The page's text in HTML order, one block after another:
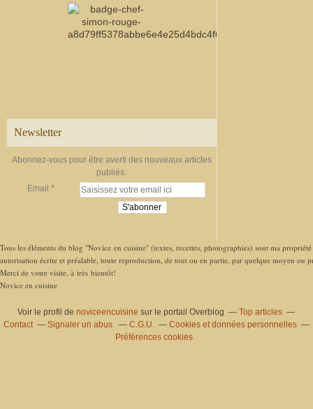
Newsletter
Abonnez-vous pour être averti des nouveaux articles
publiés.
Email
Tous les éléments du blog "Novice en cuisine" (textes, recettes, photographies) sont ma
autorisation écrite et préalable, toute reproduction, de tout ou en partie, par quelque moyen ou
Merci de votre visite, à très bientôt!
Novice en cuisine
Voir le profil denoviceencuisine sur le portail Overblog
Top articles
Contact
Signaler un abus C.G.U.
Cookies et données personnelles
Préférences cookies